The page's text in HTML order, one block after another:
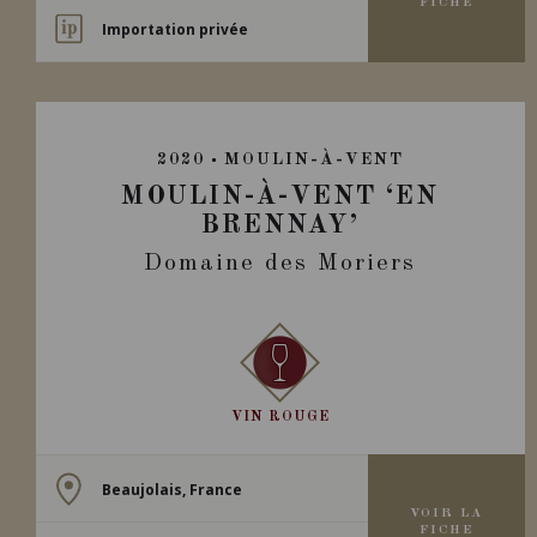
Importation privée
2020 MOULIN-À-VENT
MOULIN-À-VENT ‘EN
BRENNAY’
Domaine des Moriers
VIN ROUGE
Beaujolais, France
VOIR LA
FICHE